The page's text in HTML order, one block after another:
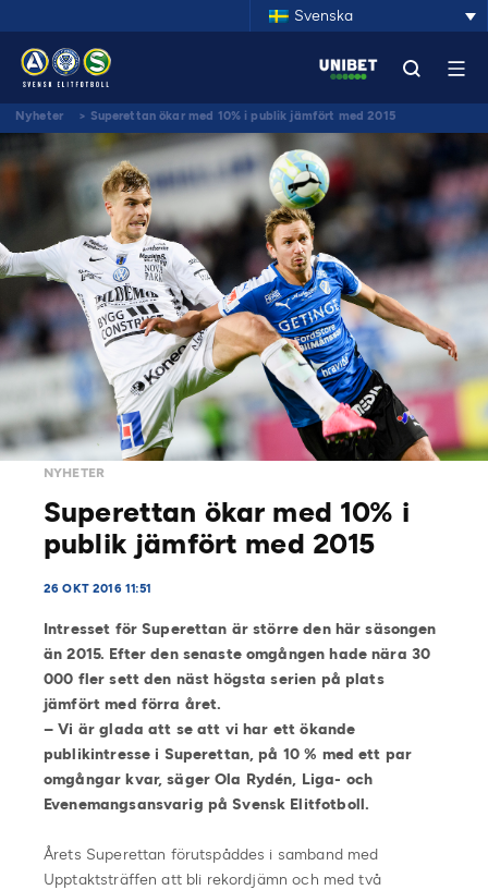
Svenska
Nyheter > Superettan ökar med 10% i publik jämfört med 2015
NYHETER
Superettan ökar med 10% i
publik jämfört med 2015
26 OKT 2016 11:51
Intresset för Superettan är större den här säsongen
än 2015. Efter den senaste omgången hade nära 30
000 fler sett den näst högsta serien på plats
jämfört med förra året.
– Vi är glada att se att vi har ett ökande
publikintresse i Superettan, på 10 % med ett par
omgångar kvar, säger Ola Rydén, Liga- och
Evenemangsansvarig på Svensk Elitfotboll.
Årets Superettan förutspåddes i samband med
Upptaktsträffen att bli rekordjämn och med två